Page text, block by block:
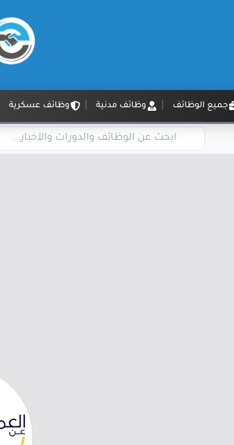
جميع الوظائف وظائف مدنية وظائف عسكرية